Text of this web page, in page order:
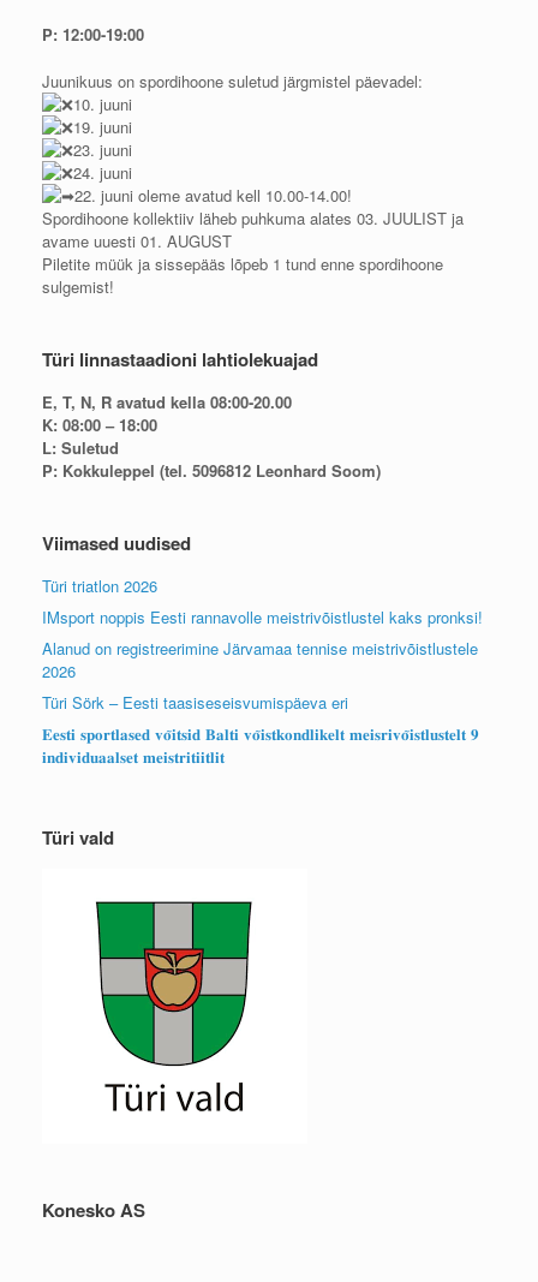
P: 12:00-19:00
Juunikuus on spordihoone suletud järgmistel päevadel:
10. juuni
19. juuni
23. juuni
24. juuni
22. juuni oleme avatud kell 10.00-14.00!
Spordihoone kollektiiv läheb puhkuma alates 03. JUULIST ja
avame uuesti 01. AUGUST
Piletite müük ja sissepääs lõpeb 1 tund enne spordihoone
sulgemist!
Türi linnastaadioni lahtiolekuajad
E, T, N, R avatud kella 08:00-20.00
K: 08:00 – 18:00
L: Suletud
P: Kokkuleppel (tel. 5096812 Leonhard Soom)
Viimased uudised
Türi triatlon 2026
IMsport noppis Eesti rannavolle meistrivõistlustel kaks pronksi!
Alanud on registreerimine Järvamaa tennise meistrivõistlustele
2026
Türi Sörk – Eesti taasiseseisvumispäeva eri
𝐄𝐞𝐬𝐭𝐢 𝐬𝐩𝐨𝐫𝐭𝐥𝐚𝐬𝐞𝐝 𝐯𝐨̃𝐢𝐭𝐬𝐢𝐝 𝐁𝐚𝐥𝐭𝐢 𝐯𝐨̃𝐢𝐬𝐭𝐤𝐨𝐧𝐝𝐥𝐢𝐤𝐞𝐥𝐭 𝐦𝐞𝐢𝐬𝐫𝐢𝐯𝐨̃𝐢𝐬𝐭𝐥𝐮𝐬𝐭𝐞𝐥𝐭 𝟗
𝐢𝐧𝐝𝐢𝐯𝐢𝐝𝐮𝐚𝐚𝐥𝐬𝐞𝐭 𝐦𝐞𝐢𝐬𝐭𝐫𝐢𝐭𝐢𝐢𝐭𝐥𝐢𝐭
Türi vald
Konesko AS